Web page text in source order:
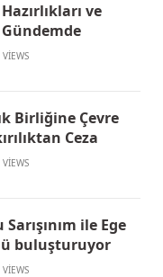
ve
VIEWS
Birliğine Çevre
Ceza
VIEWS
ile Ege
buluşturuyor
VIEWS